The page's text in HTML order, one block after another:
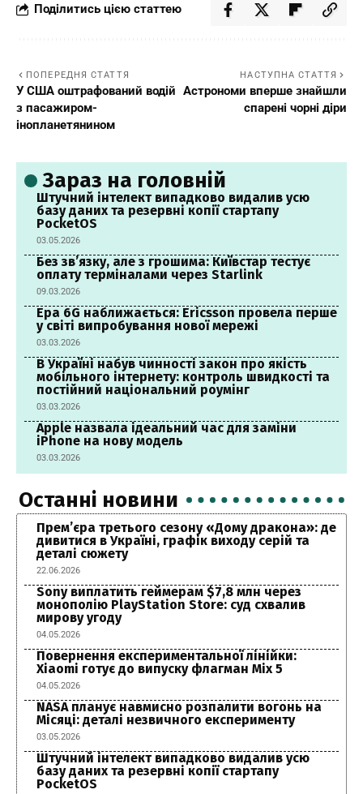
Поділитись цією статтею
ПОПЕРЕДНЯ СТАТТЯ
У США оштрафований водій
з пасажиром-
інопланетянином
НАСТУПНА СТАТТЯ
Астрономи вперше знайшли
спарені чорні діри
Зараз на головній
Штучний інтелект випадково видалив усю
базу даних та резервні копії стартапу
PocketOS
03.05.2026
Без зв’язку, але з грошима: Київстар тестує
оплату терміналами через Starlink
09.03.2026
Ера 6G наближається: Ericsson провела перше
у світі випробування нової мережі
03.03.2026
В Україні набув чинності закон про якість
мобільного інтернету: контроль швидкості та
постійний національний роумінг
03.03.2026
Apple назвала ідеальний час для заміни
iPhone на нову модель
03.03.2026
Останні новини
Прем’єра третього сезону «Дому дракона»: де
дивитися в Україні, графік виходу серій та
деталі сюжету
22.06.2026
Sony виплатить геймерам $7,8 млн через
монополію PlayStation Store: суд схвалив
мирову угоду
04.05.2026
Повернення експериментальної лінійки:
Xiaomi готує до випуску флагман Mix 5
04.05.2026
NASA планує навмисно розпалити вогонь на
Місяці: деталі незвичного експерименту
03.05.2026
Штучний інтелект випадково видалив усю
базу даних та резервні копії стартапу
PocketOS